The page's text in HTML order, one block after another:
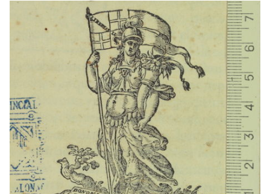
1542 - 1556 Venècia (Itàlia)